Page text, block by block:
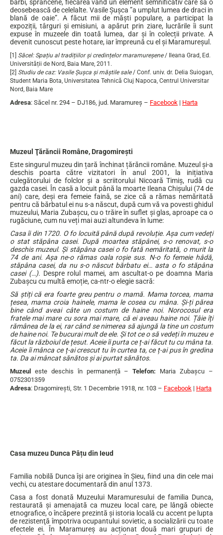
bărbi, sprâncene, fiecarea vând un element semnificativ care sa o
deosebească de celelalte. Vasile Șușca ”a umplut lumea de draci in
blană de oaie”. A făcut mii de măști populare, a participat la
expoziții, târguri și emisiuni, a apărut prin ziare, lucrările îi sunt
expuse în muzeele din toată lumea, dar și în colecții private. A
devenit cunoscut peste hotare, iar împreună cu el și Maramureșul.
[1] Săcel: Spațiu al tradițiilor și credințelor maramureșene/ Ileana Grad, Ed.
Universității de Nord, Baia Mare, 2011.
[2] Studiu de caz: Vasile Șușca și măștile sale/ Conf. univ. dr. Delia Suiogan,
Student Maria Bota, Universitatea Tehnică Cluj Napoca, Centrul Universitar
Nord, Baia Mare
Adresa: Săcel nr. 294 – DJ186, jud. Maramureş – Facebook | Harta
Muzeul Ţărăncii Române, Dragomirești
Este singurul muzeu din țară închinat țărăncii române. Muzeul și-a
deschis poarta către vizitatori în anul 2001, la inițiativa
culegătorului de folclor și a scriitorului Nicoară Timiș, rudă cu
gazda casei. În casă a locuit până la moarte Ileana Chișului (74 de
ani) care, deși era femeie faină, se zice că a rămas nemăritată
pentru că bărbatul ei nu s-a născut, după cum vă va povesti ghidul
muzeului, Maria Zubașcu, cu o trăire în suflet și glas, aproape ca o
rugăciune, cum nu veți mai auzi altundeva în lume:
Casa îi din 1720. O fo locuită până după revoluție. Așa cum vedeți
o stat stăpâna casei. După moartea stăpânei, s-o renovat, s-o
deschis muzeul. Și stăpâna casei o fo fată nemăritată, o murit la
74 de ani. Așa ne-o rămas oala roșie sus. N-o fo femeie hâdă,
stăpâna casei, da nu s-o născut bărbatu ei… asta o fo stăpâna
casei (…). Despre rolul mamei, am ascultat-o pe doamna Maria
Zubașcu cu multă emoție, ca-ntr-o elegie sacră:
Să știți că era foarte greu pentru o mamă. Mama torcea, mama
țesea, mama croia hainele, mama le cosea cu mâna. Și-ți părea
bine când aveai câte un costum de haine noi. Norocosul era
fratele mai mare cu sora mai mare, că ei aveau haine noi. Țâie îți
rămânea de la ei, rar când se nimerea să ajungă la tine un costum
de haine noi. Te bucurai mult de ele. Și tot ce o să vedeți în muzeu e
făcut la războiul de țesut. Aceie îi purta ce ț-ai făcut tu cu mâna ta.
Aceie îi mânca ce ț-ai crescut tu în curtea ta, ce ț-ai pus în gredina
ta. Da ai mâncat sănătos și ai purtat sănătos.
Muzeul este deschis în permanență –Telefon: Maria Zubașcu –
0752301359
Adresa: Dragomireşti, Str. 1 Decembrie 1918, nr. 103 – Facebook | Harta
Casa muzeu Dunca Pâțu din Ieud
Familia nobilă Dunca îşi are originea în Şieu, fiind una din cele mai
vechi, cu atestare documentară din anul 1373.
Casa a fost donată Muzeului Maramuresului de familia Dunca,
restaurată şi amenajată ca muzeu local care, pe lângă obiecte
etnografice, o încăpere prezintă şi istoria locală cu accent pe lupta
de rezistenţă împotriva ocupantului sovietic, a socializării cu toate
efectele ei. În Maramureș au acționat două mari grupuri de